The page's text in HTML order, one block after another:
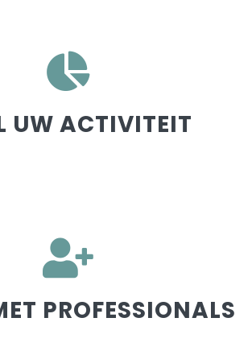
UW ACTIVITEIT
PROFESSIONALS